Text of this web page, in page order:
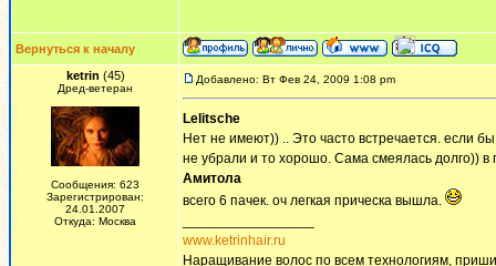
Вернуться к началу
ketrin (45)
Дред-ветеран
Сообщения: 623
Зарегистрирован:
24.01.2007
Откуда: Москва
Добавлено: Вт Фев 24, 2009 1:08 pm
Lelitsche
Нет не имеют)) .. Это часто встречается. если
не убрали и то хорошо. Сама смеялась долго)) в
Амитола
всего 6 пачек. оч легкая прическа вышла.
www.ketrinhair.ru
Наращивание волос по всем технологиям,